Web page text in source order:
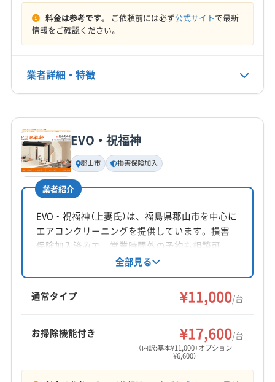
料金は参考です。 ご依頼前には必ず公式サイトで最新
情報をご確認ください。
業者詳細・特徴
基本情報
代表者名
宮島
所在地
福島県郡山市
対応地域
会津若松市
二本松市
白河市 福島市 本宮市
安達郡大玉村
岩瀬郡鏡石町
田村郡三春町
EVO・祝福神
郡山市 損害保険加入
業者紹介
EVO・祝福神（上妻氏）は、福島県郡山市を中心に
エアコンクリーニングを提供しています。損害
保険加入済みで、営業時間外の予約も相談可
能。大手での業務経験を活かし、顧客満足度を
重視しています。基本料金11,000円/台で、複数
台割引やオプションも充実。保証付きで、防カ
ビ・抗菌コーティングに対応しています。
全部見る
通常タイプ ¥11,000/台
お掃除機能付き ¥17,600/台
（内訳:基本¥11,000+オプション
¥6,600）